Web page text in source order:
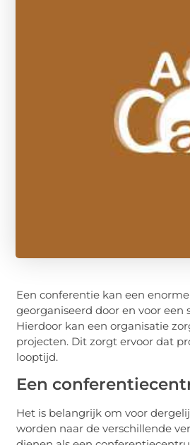
Een conferentie kan een
georganiseerd door en voor
Hierdoor kan een organisatie
projecten. Dit zorgt ervoor dat
looptijd.
Een
Het is belangrijk om voor
worden naar de verschillende